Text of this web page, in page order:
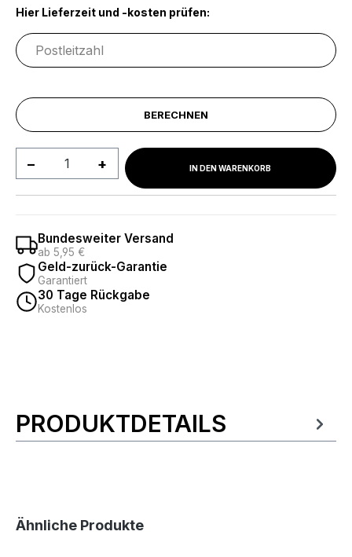
Hier Lieferzeit und -kosten prüfen:
BERECHNEN
Produkt Anzahl: Gib denIN DEN WARENKORB
Bundesweiter Versand
ab 5,95 €
Geld-zurück-Garantie
Garantiert
30 Tage Rückgabe
Kostenlos
Produktinformationen
PRODUKTDETAILS
Produktgalerie überspringen
Ähnliche Produkte